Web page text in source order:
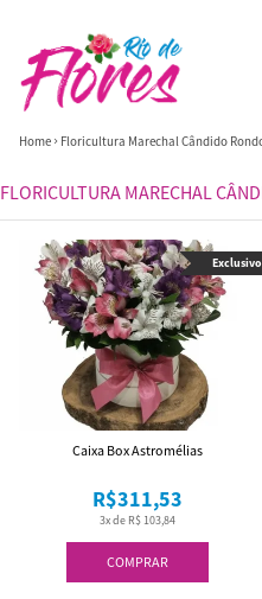
Home Floricultura Marechal Cândido
FLORICULTURA MARECHAL
COMPRAR
3x de R$ 103,84
R$311,53
Caixa Box Astromélias
Exclusivo